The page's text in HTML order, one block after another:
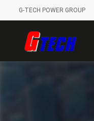
G-TECH POWER GROUP